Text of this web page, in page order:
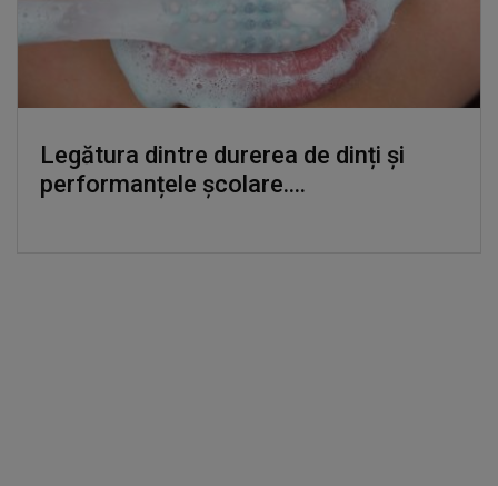
Legătura dintre durerea de dinți și
performanțele școlare....